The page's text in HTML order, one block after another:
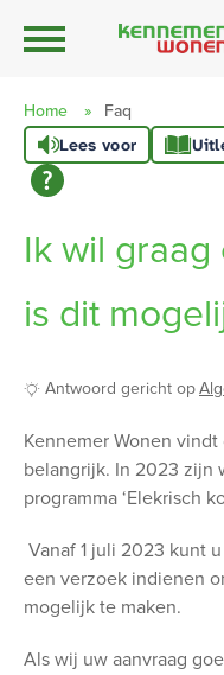
Naar hoofdinhoud
Naar hoofdnavigatiemenu
Naar zoeken
Naar de
Ga naar Hoofd
Home Faq
Lees voor
Ik wil
is dit
Antwoord gericht op
Algemeen
Kennemer Wonen
belangrijk. In 2023 zijn
programma ‘Elekrisch
Vanaf 1 juli 2023 kunt
een verzoek indienen
mogelijk te maken.
Als wij uw aanvraag